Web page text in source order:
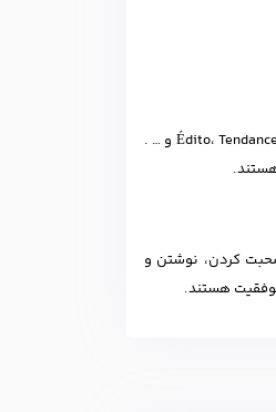
کتاب‌های مختلفی برای آموزش زبان فرانسه وجود دارند. برخی از متداول‌ترین آن‌ها عبارتند از: کتاب‌های آموزشی Édito، Tendances ، Defi ، Mobile و … .
صحبت کردن، نوشتن و
هستند.